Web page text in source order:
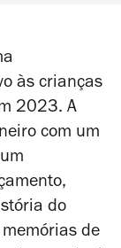
às crianças
2023. A
com um
do
de